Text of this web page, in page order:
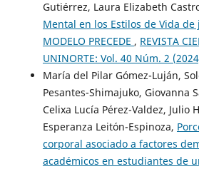
Gutiérrez, Laura Elizabeth
Mental en los Estilos de Vida
MODELO PRECEDE , REVISTA
UNINORTE: Vol. 40 Núm. 2
María del Pilar Gómez-Luján,
Pesantes-Shimajuko, Giovanna
Celixa Lucía Pérez-Valdez, Julio
Esperanza Leitón-Espinoza,
corporal asociado a factores
académicos en estudiantes de